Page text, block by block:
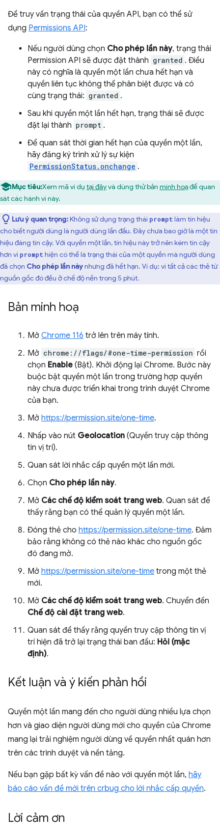
Để truy vấn trạng thái của quyền API, bạn có thể sử
dụng Permissions API:
Nếu người dùng chọn Cho phép lần này, trạng thái
Permission API sẽ được đặt thành granted . Điều
này có nghĩa là quyền một lần chưa hết hạn và
quyền liên tục không thể phân biệt được và có
cùng trạng thái: granted .
Sau khi quyền một lần hết hạn, trạng thái sẽ được
đặt lại thành prompt .
Để quan sát thời gian hết hạn của quyền một lần,
hãy đăng ký trình xử lý sự kiện
PermissionStatus.onchange .
Mục tiêu:Xem mã ví dụ tại đâyvà dùng thử bản minh hoạđể quan
sát các hành vi này.
Lưu ý quan trọng:Không sử dụng trạng thái prompt làm tín hiệu
cho biết người dùng là người dùng lần đầu. Đây chưa bao giờ là một tín
hiệu đáng tin cậy. Với quyền một lần, tín hiệu này trở nên kém tin cậy
hơn vì prompt hiện có thể là trạng thái của một quyền mà người dùng
đã chọn Cho phép lần nàynhưng đã hết hạn. Ví dụ: vì tất cả các thẻ từ
nguồn gốc đó đều ở chế độ nền trong 5 phút.
Bản minh hoạ
Mở Chrome 116 trở lên trên máy tính.
Mở chrome://flags/#one-time-permission rồi
chọn Enable (Bật). Khởi động lại Chrome. Bước này
buộc bật quyền một lần trong trường hợp quyền
này chưa được triển khai trong trình duyệt Chrome
của bạn.
Mở https://permission.site/one-time.
Nhấp vào nút Geolocation (Quyền truy cập thông
tin vị trí).
Quan sát lời nhắc cấp quyền một lần mới.
Chọn Cho phép lần này.
Mở Các chế độ kiểm soát trang web. Quan sát để
thấy rằng bạn có thể quản lý quyền một lần.
Đóng thẻ cho https://permission.site/one-time. Đảm
bảo rằng không có thẻ nào khác cho nguồn gốc
đó đang mở.
Mở https://permission.site/one-time trong một thẻ
mới.
Mở Các chế độ kiểm soát trang web. Chuyển đến
Chế độ cài đặt trang web.
Quan sát để thấy rằng quyền truy cập thông tin vị
trí hiện đã trở lại trạng thái ban đầu: Hỏi (mặc
định).
Kết luận và ý kiến phản hồi
Quyền một lần mang đến cho người dùng nhiều lựa chọn
hơn và giao diện người dùng mới cho quyền của Chrome
mang lại trải nghiệm người dùng về quyền nhất quán hơn
trên các trình duyệt và nền tảng.
Nếu bạn gặp bất kỳ vấn đề nào với quyền một lần, hãy
báo cáo vấn đề mới trên crbug cho lời nhắc cấp quyền.
Lời cảm ơn